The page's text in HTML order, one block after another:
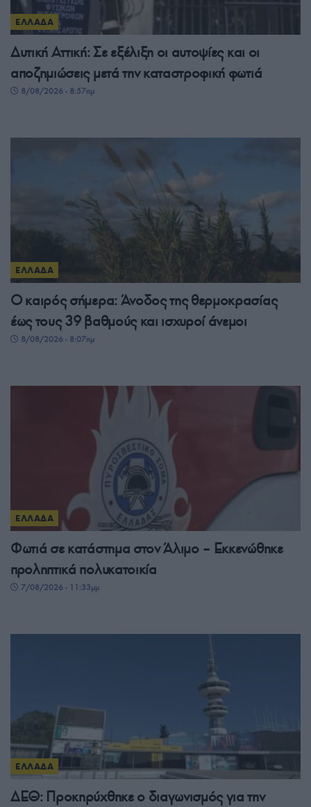
ΕΛΛΑΔΑ
Δυτική Αττική: Σε εξέλιξη οι αυτοψίες και οι
αποζημιώσεις μετά την καταστροφική φωτιά
8/08/2026 - 8:57πμ
ΕΛΛΑΔΑ
Ο καιρός σήμερα: Άνοδος της θερμοκρασίας
έως τους 39 βαθμούς και ισχυροί άνεμοι
8/08/2026 - 8:07πμ
ΕΛΛΑΔΑ
Φωτιά σε κατάστημα στον Άλιμο – Εκκενώθηκε
προληπτικά πολυκατοικία
7/08/2026 - 11:33μμ
ΕΛΛΑΔΑ
ΔΕΘ: Προκηρύχθηκε ο διαγωνισμός για την